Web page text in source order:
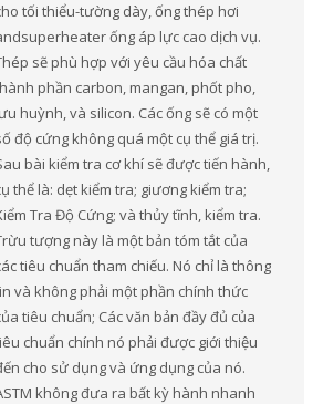
tối thiểu-tường dày, ống thép hơi
ống áp lực cao dịch vụ.
sẽ phù hợp với yêu cầu hóa chất
phần carbon, mangan, phốt pho,
huỳnh, và silicon. Các ống sẽ có một
độ cứng không quá một cụ thể giá trị.
bài kiểm tra cơ khí sẽ được tiến hành,
thể là: dẹt kiểm tra; giương kiểm tra;
Tra Độ Cứng; và thủy tĩnh, kiểm tra.
tượng này là một bản tóm tắt của
tiêu chuẩn tham chiếu. Nó chỉ là thông
và không phải một phần chính thức
tiêu chuẩn; Các văn bản đầy đủ của
chuẩn chính nó phải được giới thiệu
cho sử dụng và ứng dụng của nó.
không đưa ra bất kỳ hành nhanh